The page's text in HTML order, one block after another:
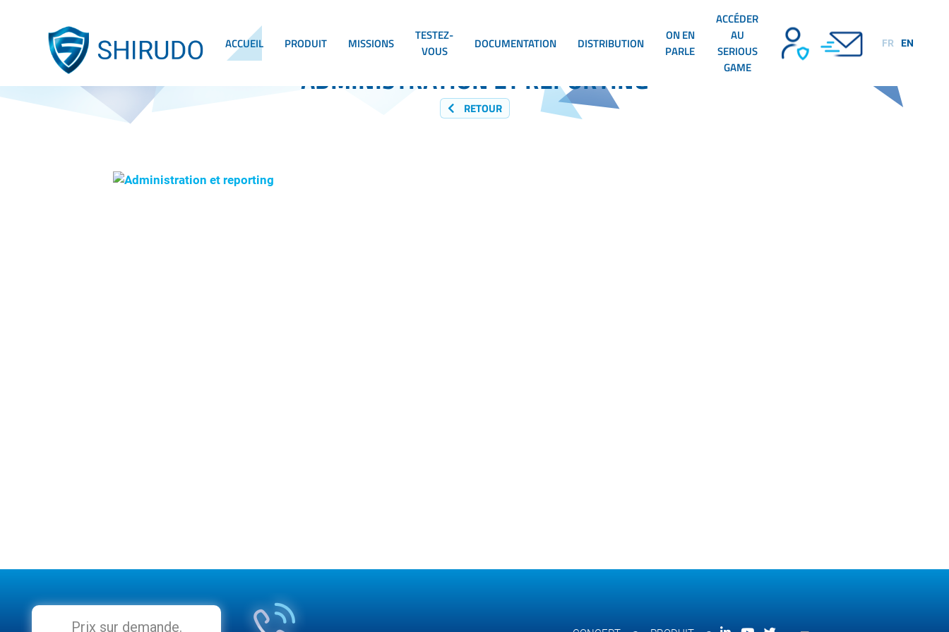
ACCUEIL PRODUIT MISSIONS
TESTEZ-
VOUS
DOCUMENTATION DISTRIBUTION
ON EN
PARLE
ACCÉDER
AU
SERIOUS
GAME
FR EN
ADMINISTRATION ET REPORTING
RETOUR
Prix sur demande.